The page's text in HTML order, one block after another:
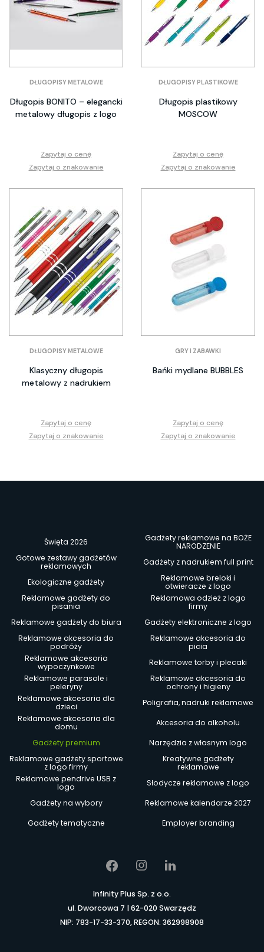
DŁUGOPISY METALOWE
Długopis BONITO – elegancki
metalowy długopis z logo
Zapytaj o cenę
Zapytaj o znakowanie
DŁUGOPISY PLASTIKOWE
Długopis plastikowy
MOSCOW
Zapytaj o cenę
Zapytaj o znakowanie
DŁUGOPISY METALOWE
Klasyczny długopis
metalowy z nadrukiem
Zapytaj o cenę
Zapytaj o znakowanie
GRY I ZABAWKI
Bańki mydlane BUBBLES
Zapytaj o cenę
Zapytaj o znakowanie
Święta 2026
Gadżety reklamowe na BOŻE
NARODZENIE
Gotowe zestawy gadżetów
reklamowych
Gadżety z nadrukiem full print
Ekologiczne gadżety
Reklamowe breloki i
otwieracze z logo
Reklamowe gadżety do
pisania
Reklamowa odzież z logo
firmy
Reklamowe gadżety do biura
Gadżety elektroniczne z logo
Reklamowe akcesoria do
podróży
Reklamowe akcesoria do
picia
Reklamowe akcesoria
wypoczynkowe
Reklamowe torby i plecaki
Reklamowe parasole i
peleryny
Reklamowe akcesoria do
ochrony i higieny
Reklamowe akcesoria dla
dzieci
Poligrafia, nadruki reklamowe
Reklamowe akcesoria dla
domu
Akcesoria do alkoholu
Gadżety premium
Narzędzia z własnym logo
Reklamowe gadżety sportowe
z logo firmy
Kreatywne gadżety
reklamowe
Reklamowe pendrive USB z
logo
Słodycze reklamowe z logo
Gadżety na wybory
Reklamowe kalendarze 2027
Gadżety tematyczne
Employer branding
Infinity Plus Sp. z o.o.
ul. Dworcowa 7 | 62-020 Swarzędz
NIP: 783-17-33-370, REGON: 362998908